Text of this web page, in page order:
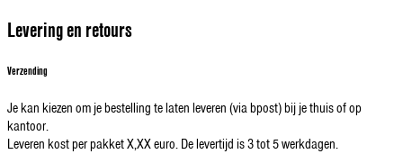
Levering en retours
Verzending
Je kan kiezen om je bestelling te laten leveren (via bpost) bij je thuis of op
kantoor.
Leveren kost per pakket X,XX euro. De levertijd is 3 tot 5 werkdagen.